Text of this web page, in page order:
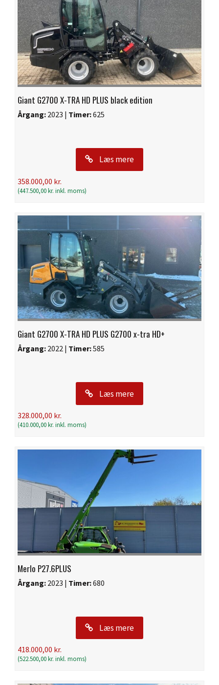
Giant G2700 X-TRA HD PLUS black edition
Årgang: 2023 | Timer:625
Læs mere
358.000,00 kr.
(447.500,00kr. inkl. moms)
Giant G2700 X-TRA HD PLUS G2700 x-tra HD+
Årgang: 2022 | Timer:585
Læs mere
328.000,00 kr.
(410.000,00kr. inkl. moms)
Merlo P27.6PLUS
Årgang: 2023 | Timer:680
Læs mere
418.000,00 kr.
(522.500,00kr. inkl. moms)